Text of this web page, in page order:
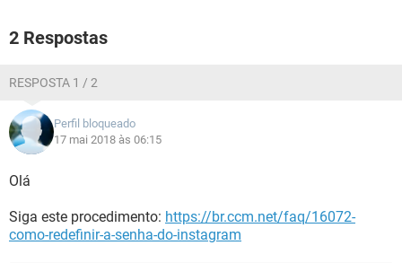
2 Respostas
RESPOSTA 1 / 2
Perfil bloqueado
17 mai 2018 às 06:15
Olá
Siga este procedimento: https://br.ccm.net/faq/16072-
como-redefinir-a-senha-do-instagram